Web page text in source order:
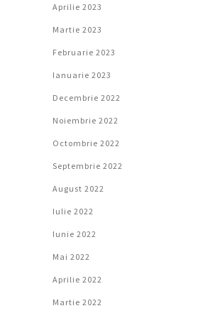
Aprilie 2023
Martie 2023
Februarie 2023
Ianuarie 2023
Decembrie 2022
Noiembrie 2022
Octombrie 2022
Septembrie 2022
August 2022
Iulie 2022
Iunie 2022
Mai 2022
Aprilie 2022
Martie 2022